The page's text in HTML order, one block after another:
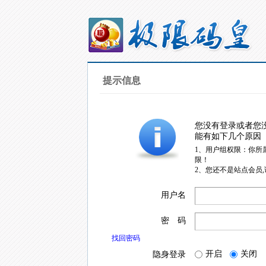
提示信息
您没有登录或者您
能有如下几个原因
1、用户组权限：你所
限！
2、您还不是站点会员
用户名
密 码
找回密码
隐身登录 开启 关闭